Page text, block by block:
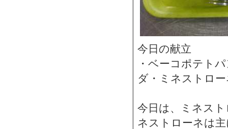
今日の献立
・ベーコポテト
ダ・ミネストロ
今日は、ミネス
ネストローネは